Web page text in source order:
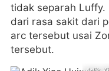
tidak separah
dari rasa sakit dari
arc tersebut usai
tersebut.